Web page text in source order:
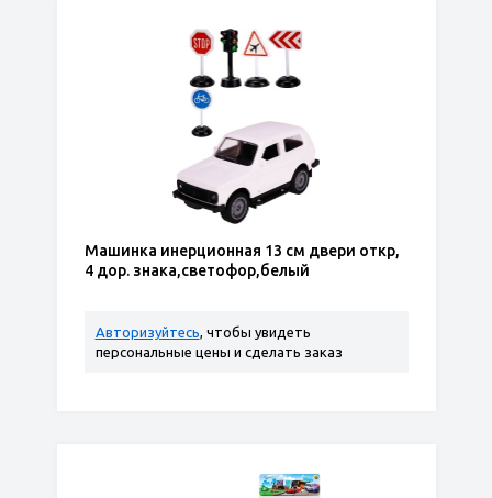
Машинка инерционная 13 см двери откр,
4 дор. знака,светофор,белый
Авторизуйтесь, чтобы увидеть
персональные цены и сделать заказ